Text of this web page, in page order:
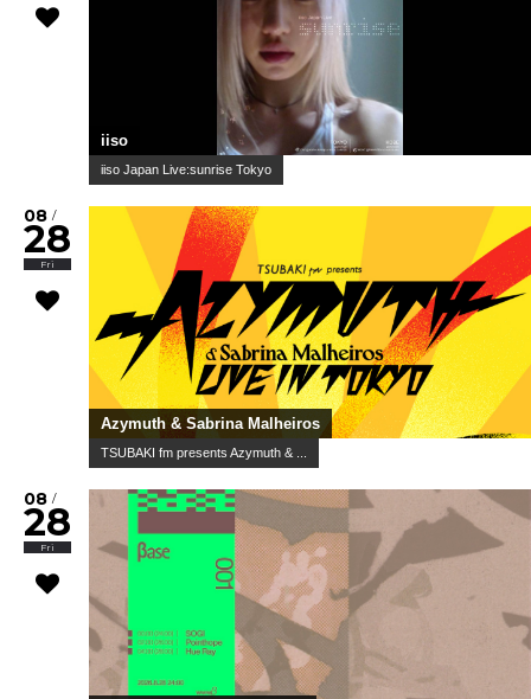
iiso
iiso Japan Live:sunrise Tokyo
08 /
28
Fri
Azymuth & Sabrina Malheiros
TSUBAKI fm presents Azymuth & ...
08 /
28
Fri